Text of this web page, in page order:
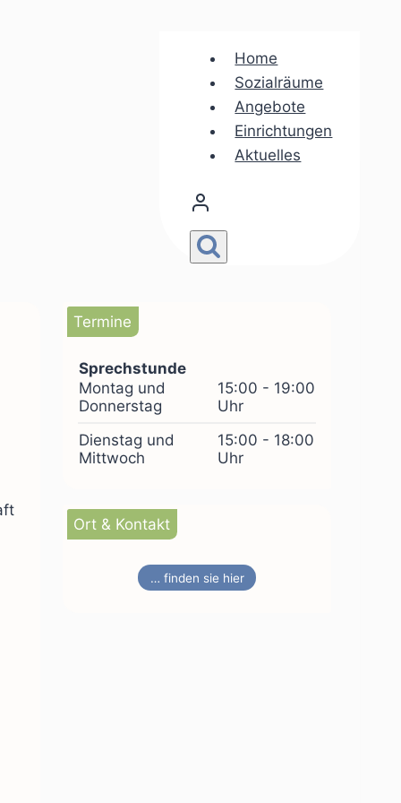
Home
Sozialräume
Angebote
Einrichtungen
Aktuelles
Termine
Sprechstunde
Montag und
Donnerstag
15:00 - 19:00
Uhr
Dienstag und
Mittwoch
15:00 - 18:00
Uhr
Ort & Kontakt
… finden sie hier